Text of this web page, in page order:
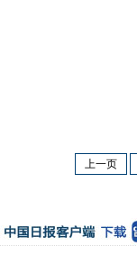
上一页